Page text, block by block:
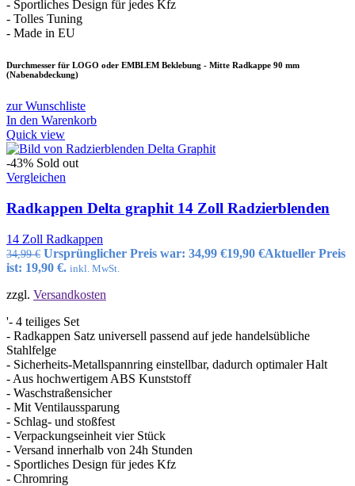
- Sportliches Design für jedes Kfz
- Tolles Tuning
- Made in EU
Durchmesser für LOGO oder EMBLEM Beklebung - Mitte Radkappe 90 mm
(Nabenabdeckung)
zur Wunschliste
In den Warenkorb
Quick view
-43% Sold out
Vergleichen
Radkappen Delta graphit 14 Zoll Radzierblenden
14 Zoll Radkappen
34,99€ Ursprünglicher Preis war: 34,99 €19,90 €Aktueller Preis
ist: 19,90 €. inkl. MwSt.
zzgl. Versandkosten
'- 4 teiliges Set
- Radkappen Satz universell passend auf jede handelsübliche
Stahlfelge
- Sicherheits-Metallspannring einstellbar, dadurch optimaler Halt
- Aus hochwertigem ABS Kunststoff
- Waschstraßensicher
- Mit Ventilaussparung
- Schlag- und stoßfest
- Verpackungseinheit vier Stück
- Versand innerhalb von 24h Stunden
- Sportliches Design für jedes Kfz
- Chromring